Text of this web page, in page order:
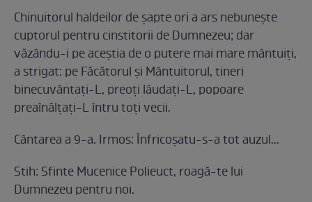
Chinuitorul haldeilor de şapte ori a ars nebuneşte
cuptorul pentru cinstitorii de Dumnezeu; dar
văzându-i pe aceştia de o putere mai mare mântuiţi,
a strigat: pe Făcătorul şi Mântuitorul, tineri
binecuvân­taţi-L, preoţi lăudaţi-L, popoare
preaînălţaţi-L întru toţi vecii.
Cântarea a 9-a. Irmos: Înfricoşatu-s-a tot auzul...
Stih: Sfinte Mucenice Polieuct, roagă-te lui
Dumnezeu pentru noi.